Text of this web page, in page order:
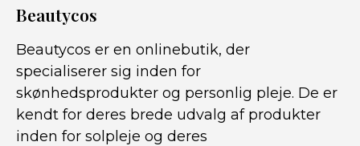
Beautycos
Beautycos er en onlinebutik, der
specialiserer sig inden for
skønhedsprodukter og personlig pleje. De er
kendt for deres brede udvalg af produkter
inden for solpleje og deres